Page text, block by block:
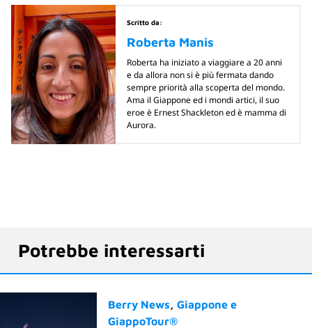
Scritto da:
Roberta Manis
Roberta ha iniziato a viaggiare a 20 anni
e da allora non si è più fermata dando
sempre priorità alla scoperta del mondo.
Ama il Giappone ed i mondi artici, il suo
eroe è Ernest Shackleton ed è mamma di
Aurora.
Potrebbe interessarti
Berry News
Giappone e
GiappoTour®